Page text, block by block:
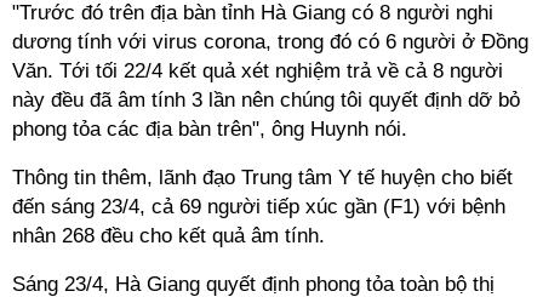
"Trước đó trên địa bàn tỉnh Hà Giang có 8 người nghi
dương tính với virus corona, trong đó có 6 người ở Đồng
Văn. Tới tối 22/4 kết quả xét nghiệm trả về cả 8 người
này đều đã âm tính 3 lần nên chúng tôi quyết định dỡ bỏ
phong tỏa các địa bàn trên", ông Huynh nói.
Thông tin thêm, lãnh đạo Trung tâm Y tế huyện cho biết
đến sáng 23/4, cả 69 người tiếp xúc gần (F1) với bệnh
nhân 268 đều cho kết quả âm tính.
Sáng 23/4, Hà Giang quyết định phong tỏa toàn bộ thị